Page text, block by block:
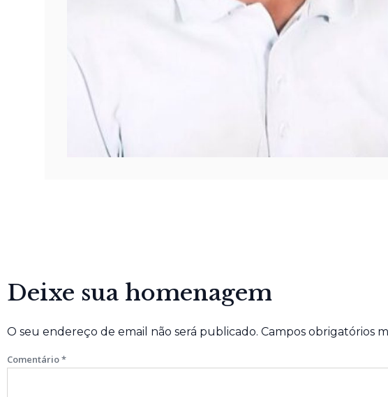
Deixe sua homenagem
O seu endereço de email não será publicado. Campos obrigatórios
Comentário*